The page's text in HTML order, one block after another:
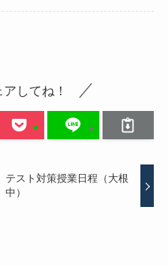
してね！
テスト対策授業日程（大根
中）